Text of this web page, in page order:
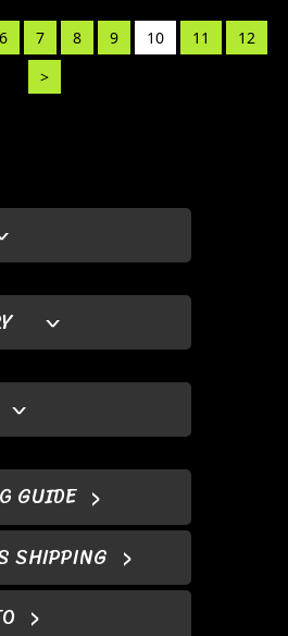
GUIDE
SHIPPING
6 7 8 9 10 11
12
>